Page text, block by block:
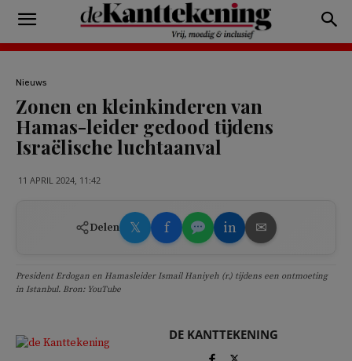
Nieuws
Zonen en kleinkinderen van
Hamas-leider gedood tijdens
Israëlische luchtaanval
11 APRIL 2024, 11:42
Delen 𝕏 f in ✉
President Erdogan en Hamasleider Ismail Haniyeh (r.) tijdens een ontmoeting
in Istanbul. Bron: YouTube
DE KANTTEKENING